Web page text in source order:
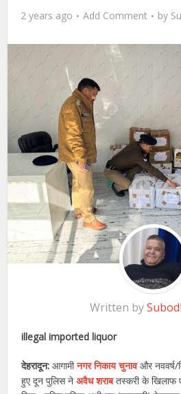
2 years ago Add Comment by
Written by
illegal imported liquor
देहरादून:आगामीनगर निकाय चुनावऔर नववर्ष/
हुए दून पुलिस नेअवैध शराबतस्करी के खिलाफ